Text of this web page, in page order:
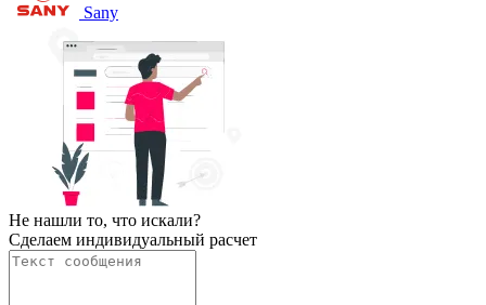
Sany
Не нашли то, что искали?
Сделаем индивидуальный расчет